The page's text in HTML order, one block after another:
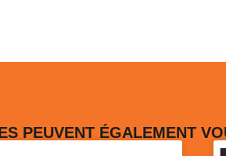
PEUVENT ÉGALEMENT